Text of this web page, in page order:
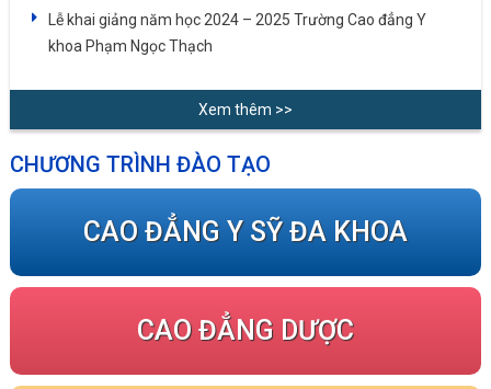
Lễ khai giảng năm học 2024 – 2025 Trường Cao đẳng Y
khoa Phạm Ngọc Thạch
Xem thêm >>
CHƯƠNG TRÌNH ĐÀO TẠO
CAO ĐẲNG Y SỸ ĐA KHOA
CAO ĐẲNG DƯỢC